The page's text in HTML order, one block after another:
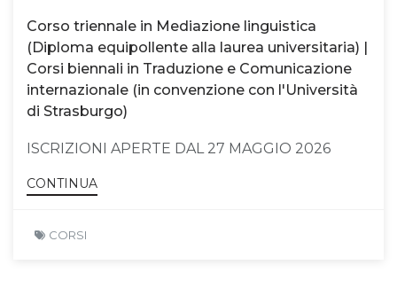
Corso triennale in Mediazione linguistica
(Diploma equipollente alla laurea universitaria) |
Corsi biennali in Traduzione e Comunicazione
internazionale (in convenzione con l'Università
di Strasburgo)
ISCRIZIONI APERTE DAL 27 MAGGIO 2026
CONTINUA
CORSI